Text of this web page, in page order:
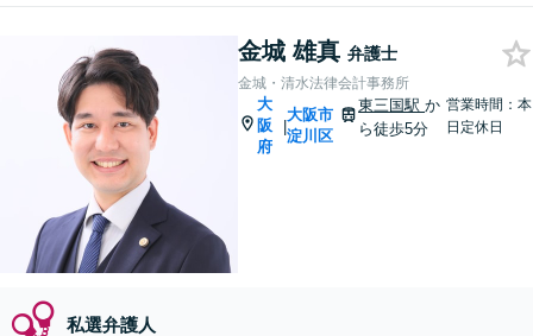
金城 雄真 弁護士
金城・清水法律会計事務所
大
阪
府
|
大阪市
淀川区
東三国駅か
ら徒歩5分
営業時間：本
日定休日
私選弁護人